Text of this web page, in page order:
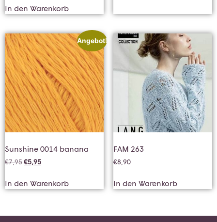
In den Warenkorb
Angebot!
Sunshine 0014 banana
€7,95€5,95
In den Warenkorb
FAM 263
€8,90
In den Warenkorb